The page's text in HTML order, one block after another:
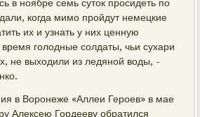
в ноябре семь суток просидеть по
когда мимо пройдут немецкие
их и узнать у них ценную
голодные солдаты, чьи сухари
не выходили из ледяной воды, -
в Воронеже «Аллеи Героев» в мае
Алексею Гордееву обратился